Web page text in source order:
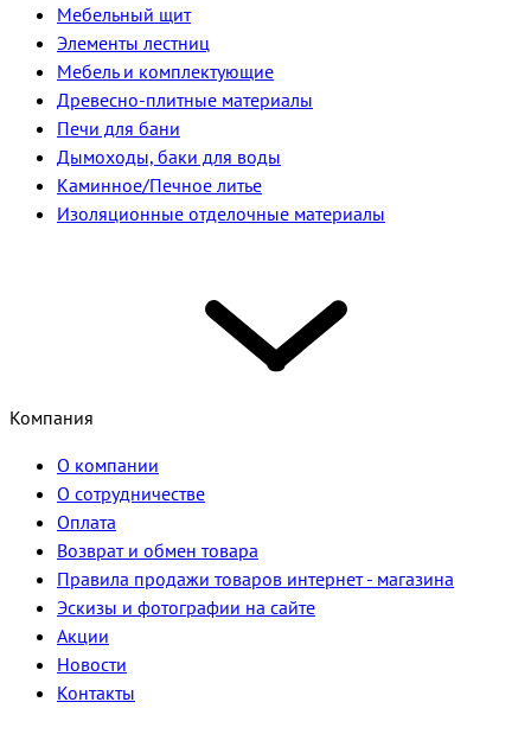
Мебельный щит
Элементы лестниц
Мебель и комплектующие
Древесно-плитные материалы
Печи для бани
Дымоходы, баки для воды
Каминное/Печное литье
Изоляционные отделочные материалы
Компания
О компании
О сотрудничестве
Оплата
Возврат и обмен товара
Правила продажи товаров интернет - магазина
Эскизы и фотографии на сайте
Акции
Новости
Контакты